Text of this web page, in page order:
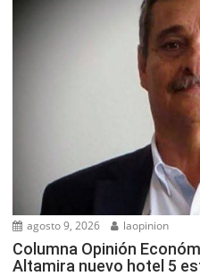
agosto 9, 2026 laopinion
Columna Opinión
Altamira nuevo hotel 5